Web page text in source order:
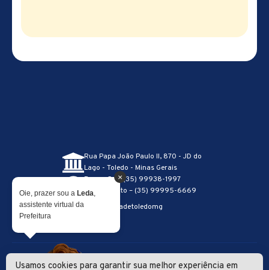
Rua Papa João Paulo II, 870 - JD do
Lago - Toledo - Minas Gerais
Recepção – (35) 99938-1997
Atendimento – (35) 99995-6669
@prefeituradetoledomg
Lei Geral de Proteção de Dados Política de Privacidade
×
Oie, prazer sou a Leda,
assistente virtual da
Prefeitura
Usamos cookies para garantir sua melhor experiência em